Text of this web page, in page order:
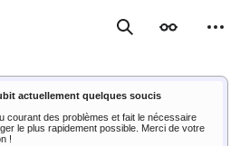
RechercherApparence
actuellement quelques soucis
courant des problèmes et fait le nécessaire
le plus rapidement possible. Merci de votre
!